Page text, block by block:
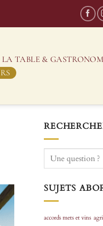
LA TABLE &
SUJETS
accords mets et vins